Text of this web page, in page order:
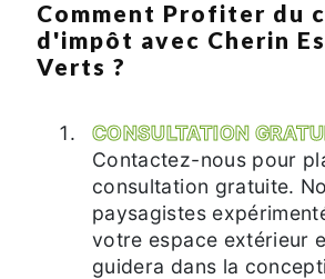
Comment Profiter du
d'impôt avec Cherin
Verts ?
CONSULTATION
Contactez-nous pour
consultation gratuite.
paysagistes
votre espace extérieur
guidera dans la